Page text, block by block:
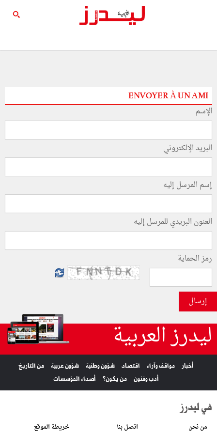
ENVOYER À UN AMI
الإسم
البريد الإلكتروني
إسم المرسل إليه
العنون البريدي للمرسل إليه
رمز الحماية
إرسال
ليدرز العربية
أخبار مواقف وآراء اقتصاد شؤون وطنية شؤون عربية
من التاريخ
أدب وفنون
من يكون؟ أصداء المؤسسات
في ليدرز
من نحن اتصل بنا خريطة الموقع